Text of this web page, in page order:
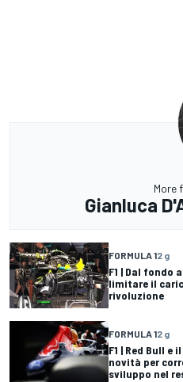
More
Gianluca
FORMULA 12 g
F1 | Dal fondo
limitare il
rivoluzione
FORMULA 12 g
F1 | Red Bull
novità per
sviluppo nel